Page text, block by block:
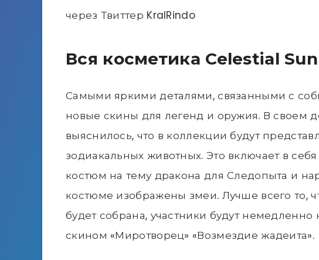
через Твиттер KralRindo
Вся косметика Celestial
Самыми яркими деталями, связанными с
новые скины для легенд и оружия. В своем
выяснилось, что в коллекции будут
зодиакальных животных. Это включает в
костюм на тему дракона для Следопыта и
костюме изображены змеи. Лучше всего то,
будет собрана, участники будут
скином «Миротворец» «Возмездие жадеита».